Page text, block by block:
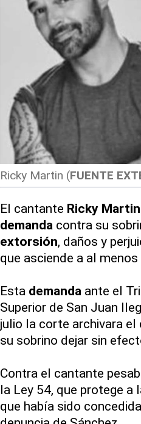
Ricky Martin (FUENTE
El cantante Ricky Martin
demandacontra su
extorsión, daños y
que asciende a al
Esta demandaante el
Superior de San Juan
julio la corte archivara
su sobrino dejar sin
Contra el cantante
la Ley 54, que protege
que había sido